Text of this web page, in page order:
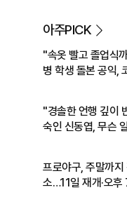
아주PICK
"속옷 빨고 졸업식
병 학생 돌본 공익,
"경솔한 언행 깊이
숙인 신동엽, 무슨
프로야구, 주말까지
소…11일 재개·오후